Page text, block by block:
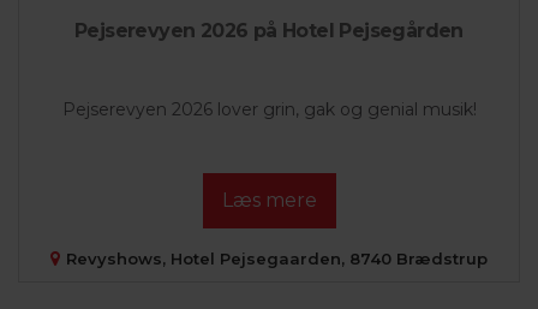
Pejserevyen 2026 på Hotel Pejsegården
Pejserevyen 2026 lover grin, gak og genial musik!
Læs mere
Revyshows, Hotel Pejsegaarden, 8740 Brædstrup